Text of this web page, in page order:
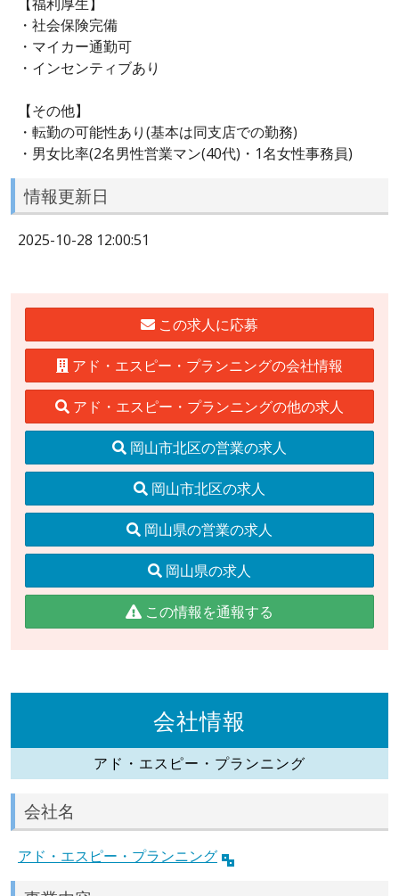
・社会保険完備
・マイカー通勤可
・インセンティブあり
【その他】
・転勤の可能性あり(基本は同支店での勤務)
・男女比率(2名男性営業マン(40代)・1名女性事務員)
情報更新日
2025-10-28 12:00:51
この求人に応募
アド・エスピー・プランニングの会社情報
アド・エスピー・プランニングの他の求人
岡山市北区の営業の求人
岡山市北区の求人
岡山県の営業の求人
岡山県の求人
この情報を通報する
会社情報
アド・エスピー・プランニング
会社名
アド・エスピー・プランニング